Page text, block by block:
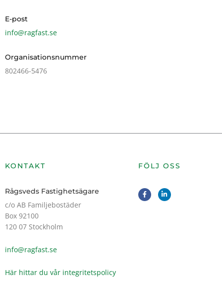
E-post
info@ragfast.se
Organisationsnummer
802466-5476
KONTAKT
Rågsveds Fastighetsägare
c/o AB Familjebostäder
Box 92100
120 07 Stockholm
info@ragfast.se
Här hittar du vår integritetspolicy
FÖLJ OSS
F
a
c
L
i
n